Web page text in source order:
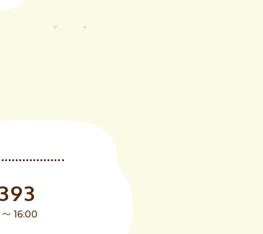
16:00